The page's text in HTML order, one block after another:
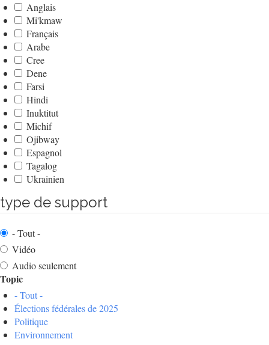
Anglais
Mi'kmaw
Français
Arabe
Cree
Dene
Farsi
Hindi
Inuktitut
Michif
Ojibway
Espagnol
Tagalog
Ukrainien
type de support
- Tout -
Vidéo
Audio seulement
Topic
- Tout -
Élections fédérales de 2025
Politique
Environnement